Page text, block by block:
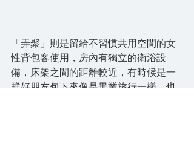
「弄聚」則是留給不習慣共用空間的女
性背包客使用，房內有獨立的衛浴設
備，床架之間的距離較近，有時候是一
群好朋友包下來像是畢業旅行一樣，也